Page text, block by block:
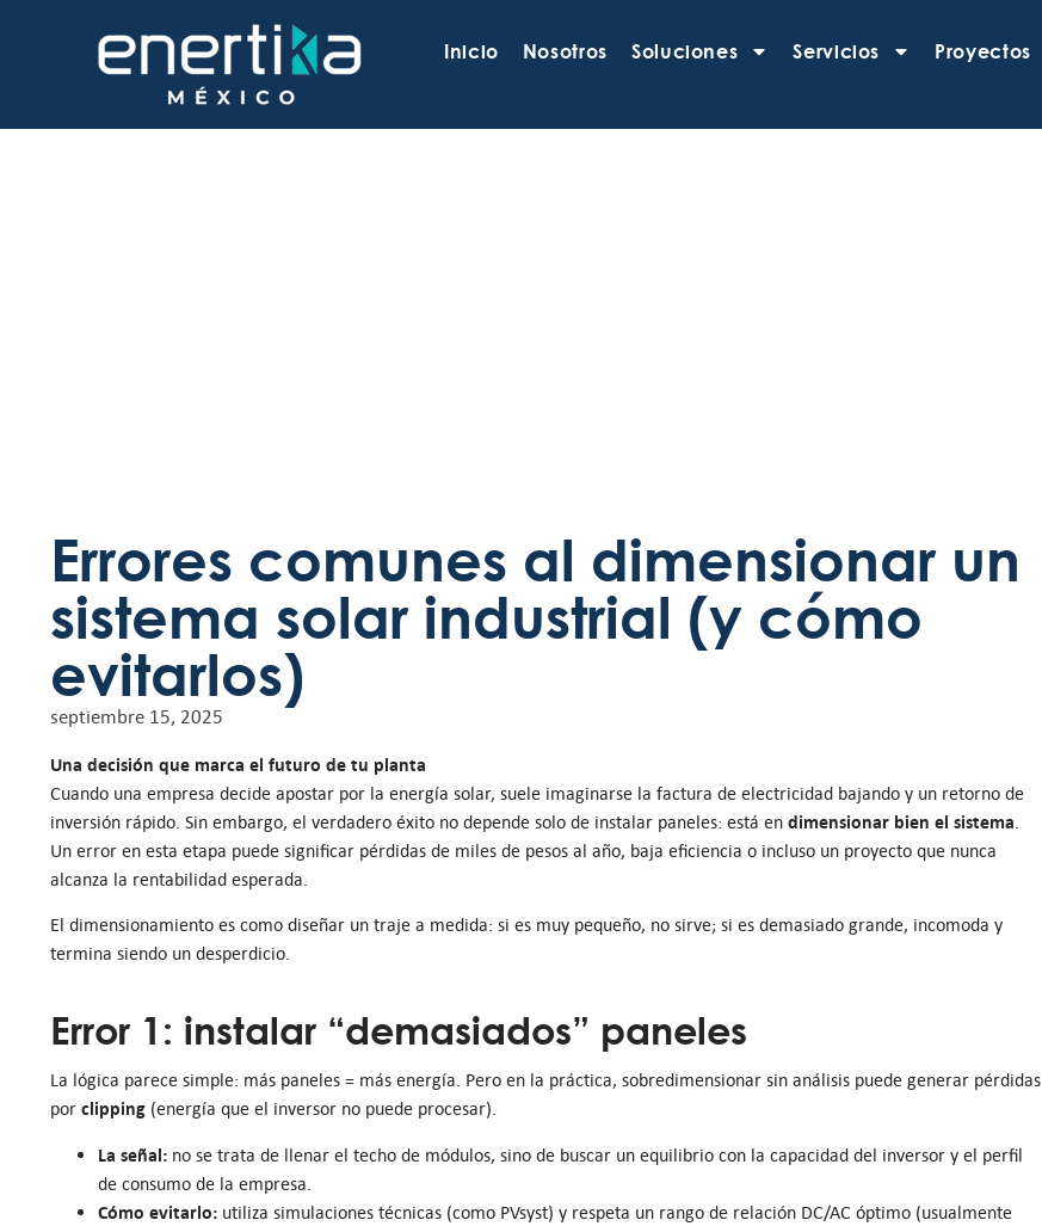
Inicio Nosotros Soluciones Servicios Proyectos
Errores comunes al dimensionar un
sistema solar industrial (y cómo
evitarlos)
septiembre 15, 2025
Una decisión que marca el futuro de tu planta
Cuando una empresa decide apostar por la energía solar, suele imaginarse la factura de electricidad bajando y un retorno de
inversión rápido. Sin embargo, el verdadero éxito no depende solo de instalar paneles: está en dimensionar bien el sistema.
Un error en esta etapa puede significar pérdidas de miles de pesos al año, baja eficiencia o incluso un proyecto que nunca
alcanza la rentabilidad esperada.
El dimensionamiento es como diseñar un traje a medida: si es muy pequeño, no sirve; si es demasiado grande, incomoda y
termina siendo un desperdicio.
Error 1: instalar “demasiados” paneles
La lógica parece simple: más paneles = más energía. Pero en la práctica, sobredimensionar sin análisis puede generar pérdidas
por clipping (energía que el inversor no puede procesar).
La señal: no se trata de llenar el techo de módulos, sino de buscar un equilibrio con la capacidad del inversor y el perfil
de consumo de la empresa.
Cómo evitarlo: utiliza simulaciones técnicas (como PVsyst) y respeta un rango de relación DC/AC óptimo (usualmente